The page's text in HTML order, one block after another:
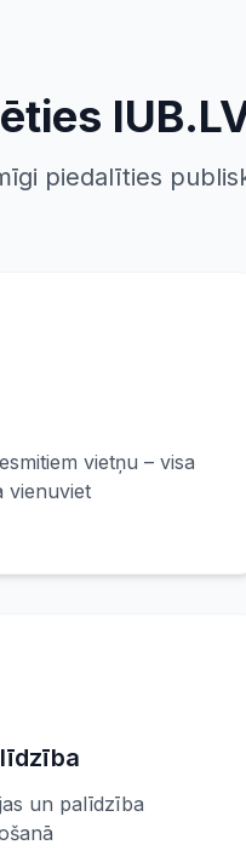
piedalīties
vietņu – visa
vienuviet
un palīdzība